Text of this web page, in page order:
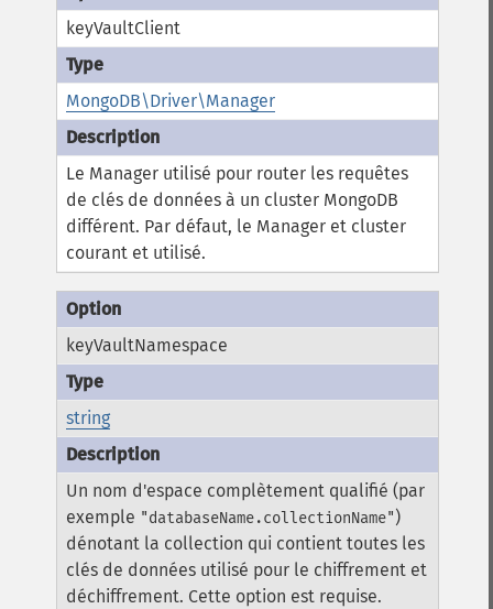
keyVaultClient
MongoDB\Driver\Manager
Le Manager utilisé pour router les requêtes
de clés de données à un cluster MongoDB
différent. Par défaut, le Manager et cluster
courant et utilisé.
keyVaultNamespace
string
Un nom d'espace complètement qualifié (par
exemple "databaseName.collectionName")
dénotant la collection qui contient toutes les
clés de données utilisé pour le chiffrement et
déchiffrement. Cette option est requise.